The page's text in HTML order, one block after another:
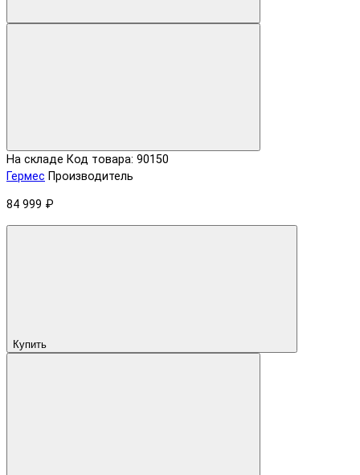
На складе Код товара: 90150
Гермес Производитель
84 999 ₽
Купить